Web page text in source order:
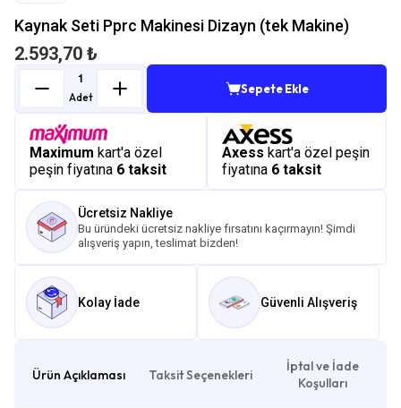
Kaynak Seti Pprc Makinesi Dizayn (tek Makine)
2.593,70 ₺
Adet
Sepete Ekle
Maximum kart'a özel
peşin fiyatına 6 taksit
Axess kart'a özel peşin
fiyatına 6 taksit
Ücretsiz Nakliye
Bu üründeki ücretsiz nakliye fırsatını kaçırmayın! Şimdi
alışveriş yapın, teslimat bizden!
Kolay İade Güvenli Alışveriş
Ürün Açıklaması Taksit Seçenekleri
İptal ve İade
Koşulları